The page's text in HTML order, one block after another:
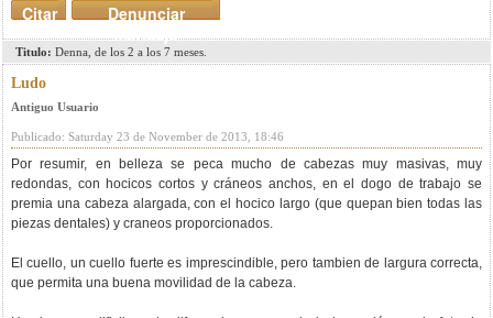
Denunciar
mensaje
Citar
Titulo: Denna, de los 2 a los 7 meses.
Ludo
Antiguo Usuario
Publicado: Saturday 23 de November de 2013, 18:46
Por resumir, en belleza se peca mucho de cabezas muy masivas, muy
redondas, con hocicos cortos y cráneos anchos, en el dogo de trabajo se
premia una cabeza alargada, con el hocico largo (que quepan bien todas las
piezas dentales) y craneos proporcionados.
El cuello, un cuello fuerte es imprescindible, pero tambien de largura correcta,
que permita una buena movilidad de la cabeza.